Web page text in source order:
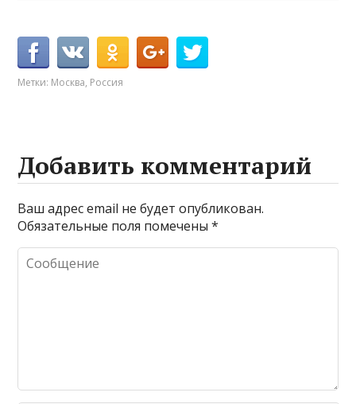
Метки: Москва, Россия
Добавить комментарий
Ваш адрес email не будет опубликован.
Обязательные поля помечены*